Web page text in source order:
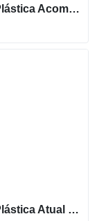
Caneta Plástica Acompanha Cordão E Tampa De Encaixe X01094
Caneta Plástica Atual Com Carga Azul E Acionamento Por Clique X01097F